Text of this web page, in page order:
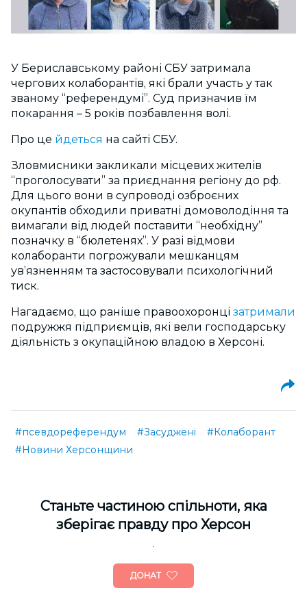
У Бериславському районі СБУ затримала
чергових колаборантів, які брали участь у так
званому “референдумі”. Суд призначив їм
покарання – 5 років позбавлення волі.
Про це йдеться на сайті СБУ.
Зловмисники закликали місцевих жителів
“проголосувати” за приєднання регіону до рф.
Для цього вони в супроводі озброєних
окупантів обходили приватні домоволодіння та
вимагали від людей поставити “необхідну”
позначку в “бюлетенях”. У разі відмови
колаборанти погрожували мешканцям
ув’язненням та застосовували психологічний
тиск.
Нагадаємо, що раніше правоохоронці затримали
подружжя підприємців, які вели господарську
діяльність з окупаційною владою в Херсоні.
#псевдореферендум #Засуджені
#Колаборант
#Новини Херсонщини
Cтаньте частиною спільноти, яка
зберігає правду про Херсон
ДОНАТ